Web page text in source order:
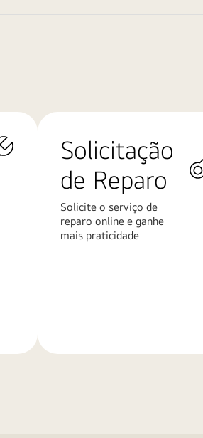
Solicitação
de Reparo
Solicite o serviço de
reparo online e ganhe
mais praticidade